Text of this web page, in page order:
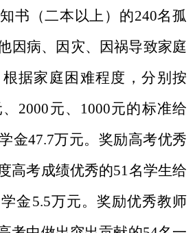
书（二本以上）的240名孤
因病、因灾、因祸导致家庭
据家庭困难程度，分别按
2000元、 1000元的标准给
金47.7万元。奖励高考优秀
高考成绩优秀的51名学生给
金5.5万元。奖励优秀教师